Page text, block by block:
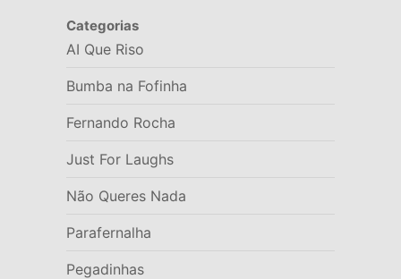
Categorias
AI Que Riso
Bumba na Fofinha
Fernando Rocha
Just For Laughs
Não Queres Nada
Parafernalha
Pegadinhas